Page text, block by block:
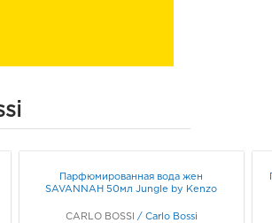
Парфюмированная вода жен
SAVANNAH 50мл Jungle by Kenzo
CARLO BOSSI /Carlo Bossi